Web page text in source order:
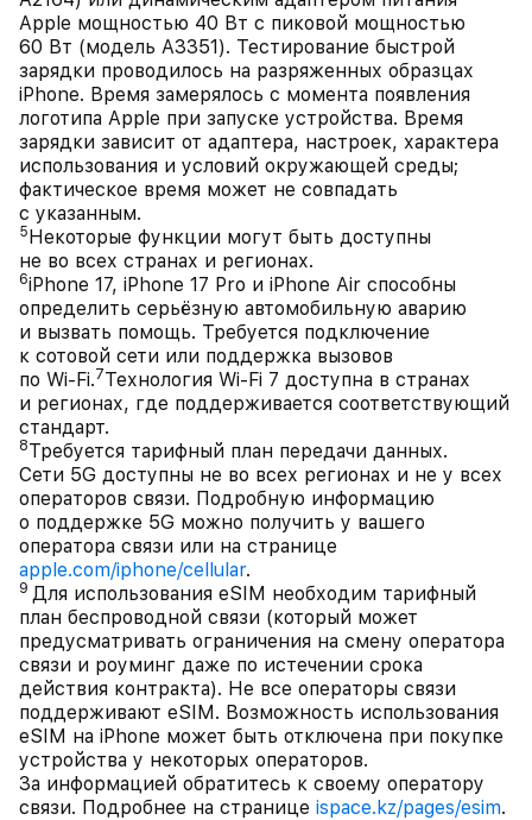
Apple мощностью 40 Вт с пиковой мощностью
60 Вт (модель A3351). Тестирование быстрой
зарядки проводилось на разряженных образцах
iPhone. Время замерялось с момента появления
логотипа Apple при запуске устройства. Время
зарядки зависит от адаптера, настроек, характера
использования и условий окружающей среды;
фактическое время может не совпадать
с указанным.
5Некоторые функции могут быть доступны
не во всех странах и регионах.
6iPhone 17, iPhone 17 Pro и iPhone Air способны
определить серьёзную автомобильную аварию
и вызвать помощь. Требуется подключение
к сотовой сети или поддержка вызовов
по Wi‑Fi.7Технология Wi‑Fi 7 доступна в странах
и регионах, где поддерживается соответствующий
стандарт.
8Требуется тарифный план передачи данных.
Сети 5G доступны не во всех регионах и не у всех
операторов связи. Подробную информацию
о поддержке 5G можно получить у вашего
оператора связи или на странице
apple.com/iphone/cellular.
9 Для использования eSIM необходим тарифный
план беспроводной связи (который может
предусматривать ограничения на смену оператора
связи и роуминг даже по истечении срока
действия контракта). Не все операторы связи
поддерживают eSIM. Возможность использования
eSIM на iPhone может быть отключена при покупке
устройства у некоторых операторов.
За информацией обратитесь к своему оператору
связи. Подробнее на странице ispace.kz/pages/esim.